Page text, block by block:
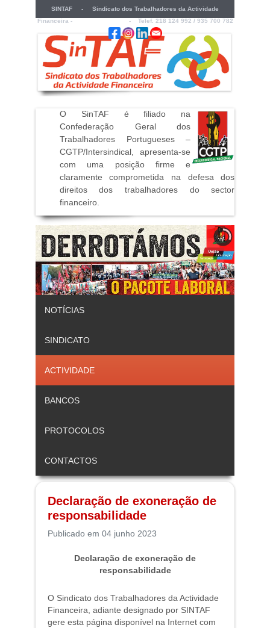
SINTAF - Sindicato dos Trabalhadores da Actividade
Financeira -
- Telef. 218 124 992 / 935 700 782
O SinTAF é filiado na
Confederação Geral dos
Trabalhadores Portugueses –
CGTP/Intersindical, apresenta-se
com uma posição firme e
claramente comprometida na defesa dos
direitos dos trabalhadores do sector
financeiro.
NOTÍCIAS
SINDICATO
ACTIVIDADE
BANCOS
PROTOCOLOS
CONTACTOS
Declaração de exoneração de
responsabilidade
Publicado em 04 junho 2023
Declaração de exoneração de
responsabilidade
O Sindicato dos Trabalhadores da Actividade
Financeira, adiante designado por SINTAF
gere esta página disponível na Internet com